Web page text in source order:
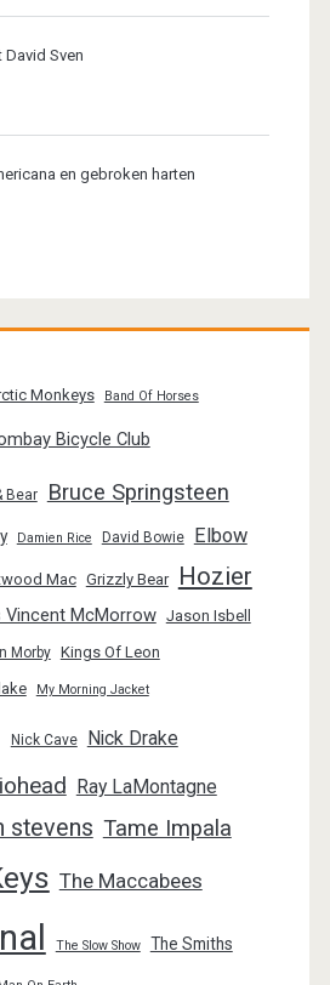
David Sven
en gebroken harten
Monkeys Band Of Horses
Bicycle Club
Bear Bruce Springsteen
Damien Rice David Bowie Elbow
Mac Grizzly Bear Hozier
Vincent McMorrow Jason Isbell
Morby Kings Of Leon
My Morning Jacket
Nick Cave Nick Drake
Ray LaMontagne
stevens Tame Impala
The Maccabees
The Slow Show The Smiths